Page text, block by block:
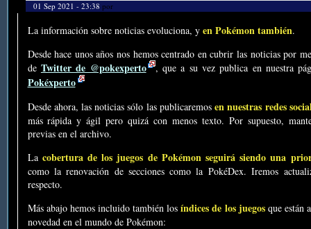
01 Sep 2021 - 23:38 por
La información sobre noticias evoluciona, y en Pokémon también.
Desde hace unos años nos hemos centrado en cubrir las noticias por
de Twitter de @pokexperto , que a su vez publica en nuestra
Pokéxperto
Desde ahora, las noticias sólo las publicaremosen nuestras redes
más rápida y ágil pero quizá con menos texto. Por supuesto,
previas en el archivo.
La cobertura de los juegos de Pokémon seguirá siendo una
como la renovación de secciones como la PokéDex. Iremos
respecto.
Más abajo hemos incluido también losíndices de los juegosque están
novedad en el mundo de Pokémon: